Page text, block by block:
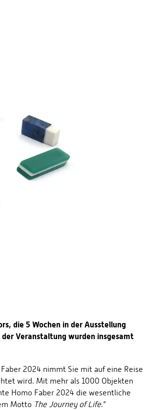
die 5 Wochen in der Ausstellung
Veranstaltung wurden insgesamt
2024 nimmt Sie mit auf eine Reise
wird. Mit mehr als 1000 Objekten
Homo Faber 2024 die wesentliche
Motto The Journey of Life.“